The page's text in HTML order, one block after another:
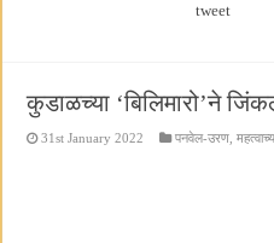
tweet
कुडाळच्या ‘बिलिमारो’ने
31st January 2022 पनवेल-उरण ,